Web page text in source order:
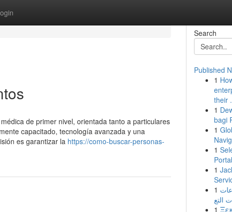
de primer nivel, orientada tanto a particulares
capacitado, tecnología avanzada y una
es garantizar la https://como-buscar-personas-
Search
Published
1
their
1
bagi
1
1
1
1
1